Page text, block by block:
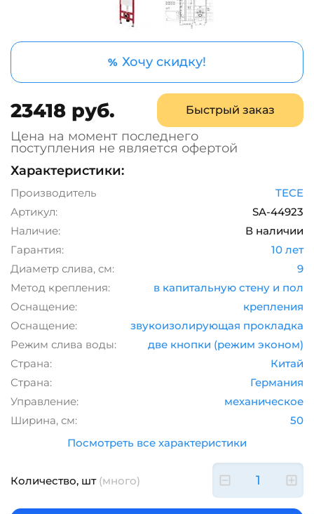
% Хочу скидку!
23418 руб. Быстрый заказ
Цена на момент последнего
поступления не является офертой
Характеристики:
Производитель
TECE
Артикул:
SA-44923
Наличие:
В наличии
Гарантия:
10 лет
Диаметр слива, см:
9
Метод крепления:
в капитальную стену и пол
Оснащение:
крепления
Оснащение:
звукоизолирующая прокладка
Режим слива воды:
две кнопки (режим эконом)
Страна:
Китай
Страна:
Германия
Управление:
механическое
Ширина, см:
50
Посмотреть все характеристики
Количество, шт (много)